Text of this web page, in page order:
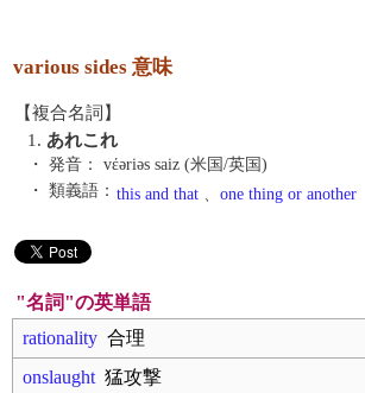
various sides 意味
【複合名詞】
1. あれこれ
・ 発音：
vέəriəs saiz (米国/英国)
・ 類義語： this and that 、 one thing or another
"名詞"の英単語
rationality 合理
onslaught 猛攻撃